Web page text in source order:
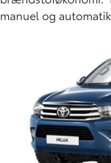
manuel og automatik.